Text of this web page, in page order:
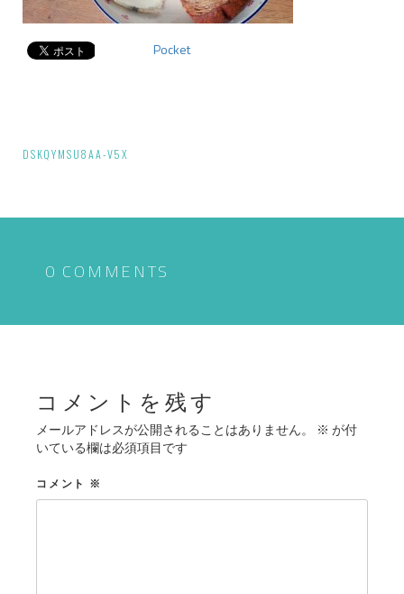
Pocket
投
ナ
シ
DSKQYMSU8AA-V5X
0 COMMENTS
コメントを残す
メールアドレスが公開されることはありません。 ※ が付
いている欄は必須項目です
コメント ※